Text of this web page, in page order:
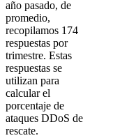
año pasado, de
promedio,
recopilamos 174
respuestas por
trimestre. Estas
respuestas se
utilizan para
calcular el
porcentaje de
ataques DDoS de
rescate.